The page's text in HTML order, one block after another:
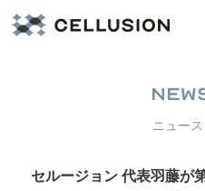
ニュー
セルージョン 代表羽藤が